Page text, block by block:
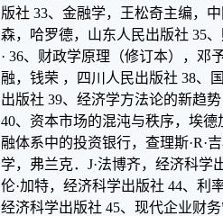
版社 33、金融学，王松奇主编，
森，哈罗德，山东人民出版社 35
· 36、财政学原理（修订本），邓
融，钱荣 ，四川人民出版社 38、
出版社 39、经济学方法论的新趋
40、资本市场的混沌与秩序，埃德
融体系中的投资银行，查理斯·R·
学，弗兰克．J·法博齐，经济科学
伦·加特，经济科学出版社 44、利
经济科学出版社 45、现代企业财